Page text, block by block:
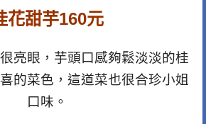
花甜芋160元
亮眼，芋頭口感夠鬆淡淡的桂
的菜色，這道菜也很合珍小姐
口味。